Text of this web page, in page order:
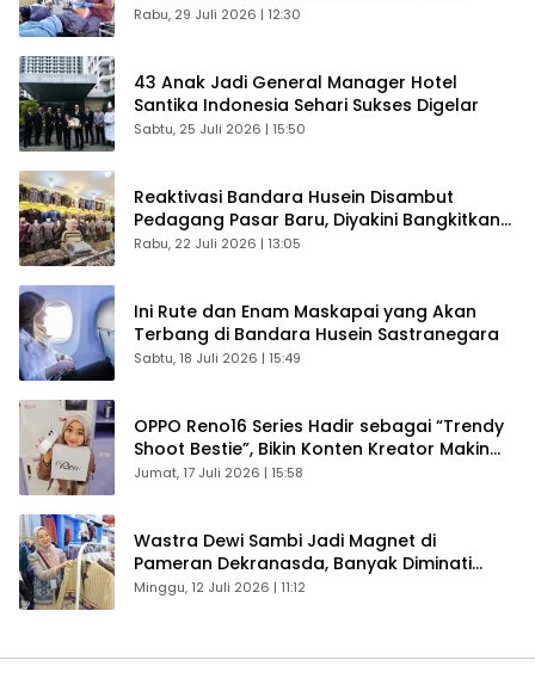
Rabu, 29 Juli 2026 | 12:30
43 Anak Jadi General Manager Hotel
Santika Indonesia Sehari Sukses Digelar
Sabtu, 25 Juli 2026 | 15:50
Reaktivasi Bandara Husein Disambut
Pedagang Pasar Baru, Diyakini Bangkitkan
Kembali Ekonomi Bandung
Rabu, 22 Juli 2026 | 13:05
Ini Rute dan Enam Maskapai yang Akan
Terbang di Bandara Husein Sastranegara
Sabtu, 18 Juli 2026 | 15:49
OPPO Reno16 Series Hadir sebagai “Trendy
Shoot Bestie”, Bikin Konten Kreator Makin
Betah
Jumat, 17 Juli 2026 | 15:58
Wastra Dewi Sambi Jadi Magnet di
Pameran Dekranasda, Banyak Diminati
Pengunjung
Minggu, 12 Juli 2026 | 11:12